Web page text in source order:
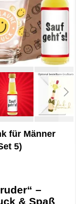
für Männer
5)
–
& Spaß